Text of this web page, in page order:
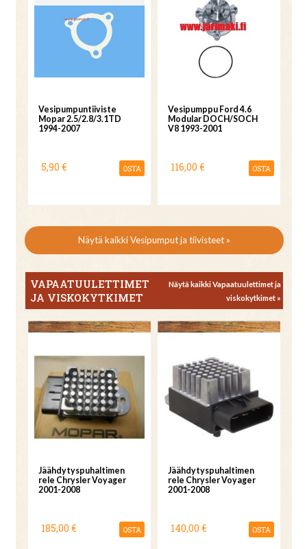
Vesipumpuntiiviste
Mopar 2.5/2.8/3.1TD
1994-2007
5,90 € OSTA
Vesipumppu Ford 4.6
Modular DOCH/SOCH
V8 1993-2001
116,00 € OSTA
Näytä kaikki Vesipumput ja tiivisteet »
VAPAATUULETTIMET
JA VISKOKYTKIMET
Näytä kaikki Vapaatuulettimet ja
viskokytkimet »
Jäähdytyspuhaltimen
rele Chrysler Voyager
2001-2008
185,00 € OSTA
Jäähdytyspuhaltimen
rele Chrysler Voyager
2001-2008
140,00 € OSTA